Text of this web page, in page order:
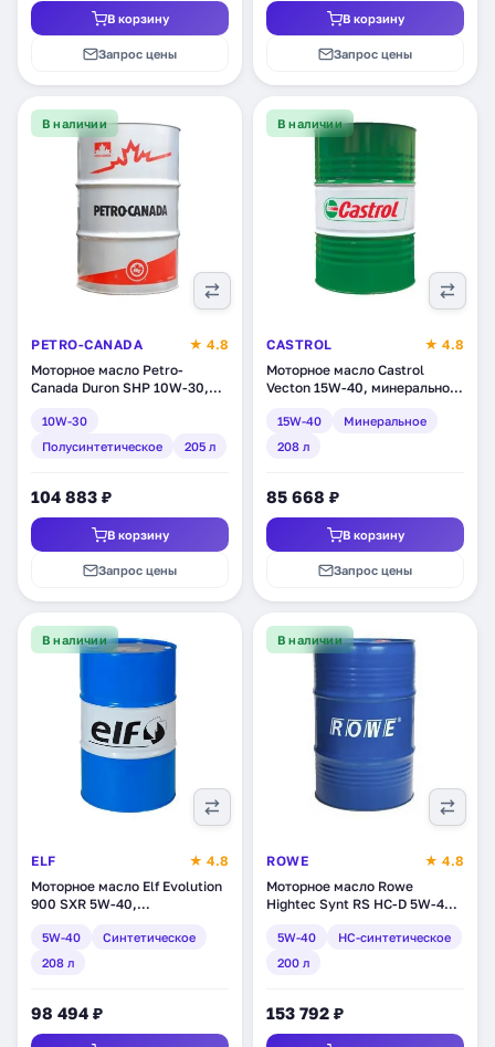
В корзину
Запрос цены
В корзину
Запрос цены
В наличии
PETRO-CANADA
★ 4.8
Моторное масло Petro-
Canada Duron SHP 10W-30,
(DSHP13DRM)
10W-30
Полусинтетическое
205 л
104 883 ₽
В корзину
Запрос цены
В наличии
CASTROL
★ 4.8
Моторное масло Castrol
Vecton 15W-40, минеральное,
15W-40
Минеральное
208 л
85 668 ₽
В корзину
Запрос цены
В наличии
ELF
★ 4.8
Моторное масло Elf Evolution
900 SXR 5W-40,
(194793)
5W-40
Синтетическое
208 л
98 494 ₽
В наличии
ROWE
★ 4.8
Моторное масло Rowe
Hightec Synt RS HC-D 5W-40,
синтетическое, 200 л (20163-
2000-99)
5W-40
HC-синтетическое
200 л
153 792 ₽